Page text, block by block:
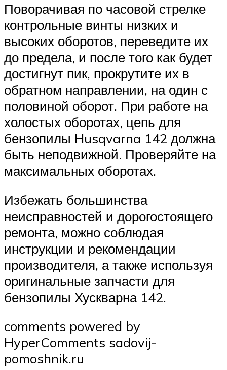
Поворачивая по часовой стрелке
контрольные винты низких и
высоких оборотов, переведите их
до предела, и после того как будет
достигнут пик, прокрутите их в
обратном направлении, на один с
половиной оборот. При работе на
холостых оборотах, цепь для
бензопилы Husqvarna 142 должна
быть неподвижной. Проверяйте на
максимальных оборотах.
Избежать большинства
неисправностей и дорогостоящего
ремонта, можно соблюдая
инструкции и рекомендации
производителя, а также используя
оригинальные запчасти для
бензопилы Хускварна 142.
comments powered by
HyperComments sadovij-
pomoshnik.ru